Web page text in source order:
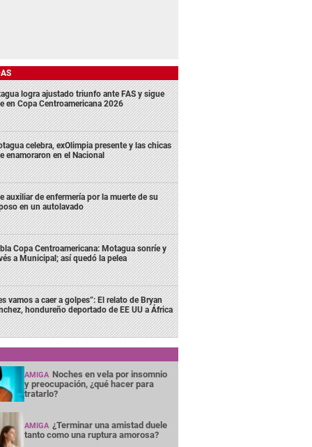
logra ajustado triunfo ante FAS y sigue
en Copa Centroamericana 2026
celebra, exOlimpia presente y las chicas
enamoraron en el Nacional
auxiliar de enfermería por la muerte de su
en un autolavado
Copa Centroamericana: Motagua sonríe y
a Municipal; así quedó la pelea
vamos a caer a golpes”: El relato de Bryan
hondureño deportado de EE UU a África
AMIGA Noches en vela por insomnio
y preocupación, ¿qué hacer para
tratarlo?
AMIGA ¿Terminar una amistad duele
tanto como una ruptura amorosa?